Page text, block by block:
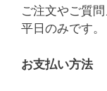
ご注文やご質
平日のみです。
お支払い方法